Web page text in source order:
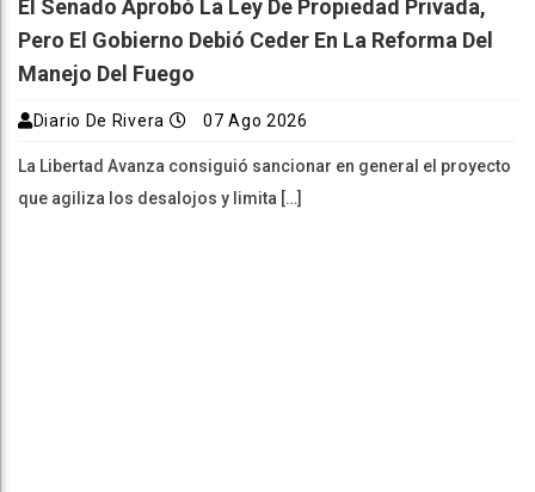
El Senado Aprobó La Ley De Propiedad Privada,
Pero El Gobierno Debió Ceder En La Reforma Del
Manejo Del Fuego
Diario De Rivera 07 Ago 2026
La Libertad Avanza consiguió sancionar en general el proyecto
que agiliza los desalojos y limita […]